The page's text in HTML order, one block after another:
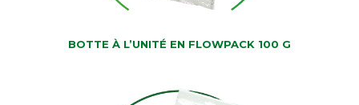
BOTTE À L’UNITÉ EN FLOWPACK 100 G